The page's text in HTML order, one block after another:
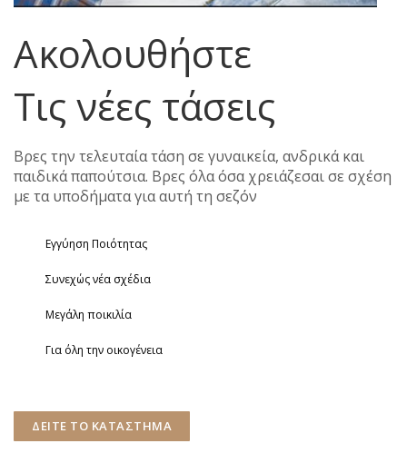
Ακολουθήστε
Τις νέες τάσεις
Βρες την τελευταία τάση σε γυναικεία, ανδρικά και
παιδικά παπούτσια. Βρες όλα όσα χρειάζεσαι σε σχέση
με τα υποδήματα για αυτή τη σεζόν
Εγγύηση Ποιότητας
Συνεχώς νέα σχέδια
Μεγάλη ποικιλία
Για όλη την οικογένεια
ΔΕΙΤΕ ΤΟ ΚΑΤΑΣΤΗΜΑ